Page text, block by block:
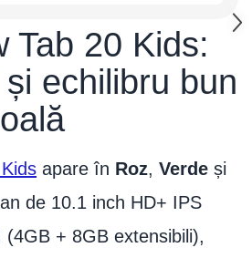
Tab 20 Kids:
echilibru bun
apare în Roz, Verde și
de 10.1 inch HD+ IPS
(4GB + 8GB extensibili),